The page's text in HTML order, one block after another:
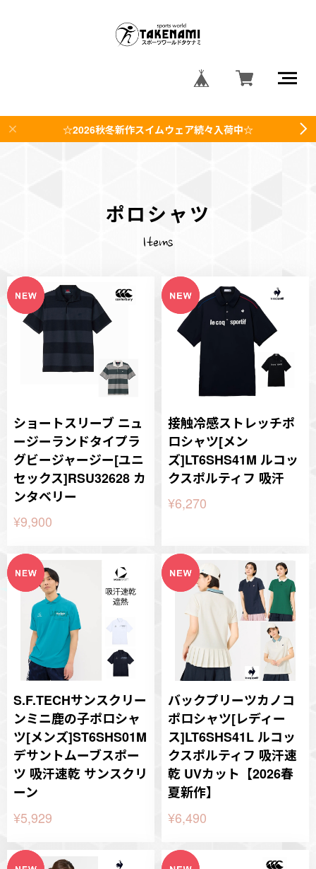
☆2026秋冬新作スイムウェア続々入荷中☆
ポロシャツ
Items
ショートスリーブ ニュ
ージーランドタイプラ
グビージャージー[ユニ
セックス]RSU32628 カ
ンタベリー
¥9,900
接触冷感ストレッチポ
ロシャツ[メン
ズ]LT6SHS41M ルコッ
クスポルティフ 吸汗
¥6,270
S.F.TECHサンスクリー
ンミニ鹿の子ポロシャ
ツ[メンズ]ST6SHS01M
デサントムーブスポー
ツ 吸汗速乾 サンスクリ
ーン
¥5,929
バックプリーツカノコ
ポロシャツ[レディー
ス]LT6SHS41L ルコッ
クスポルティフ 吸汗速
乾 UVカット【2026春
夏新作】
¥6,490